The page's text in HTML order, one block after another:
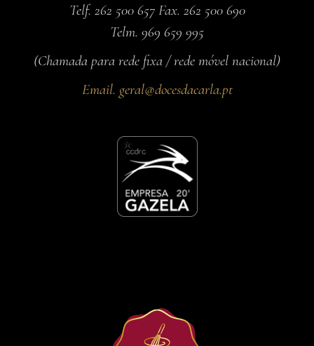
Telf. 262 500 657 Fax. 262 500 690
Telm. 969 659 995
(Chamada para rede fixa / rede móvel nacional)
Email. geral@docesdacarla.pt